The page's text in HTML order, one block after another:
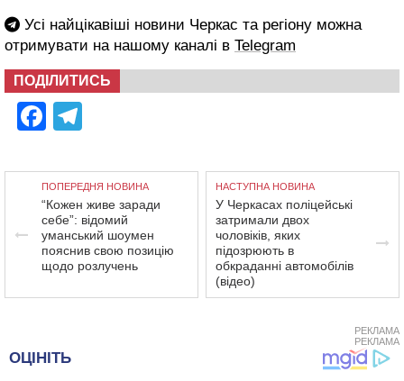
Усі найцікавіші новини Черкас та регіону можна
отримувати на нашому каналі в Telegram
ПОДІЛИТИСЬ
Facebook
ПОПЕРЕДНЯ НОВИНА
“Кожен живе заради
себе”: відомий
уманський шоумен
пояснив свою позицію
щодо розлучень
НАСТУПНА НОВИНА
У Черкасах поліцейські
затримали двох
чоловіків, яких
підозрюють в
обкраданні автомобілів
(відео)
РЕКЛАМА
РЕКЛАМА